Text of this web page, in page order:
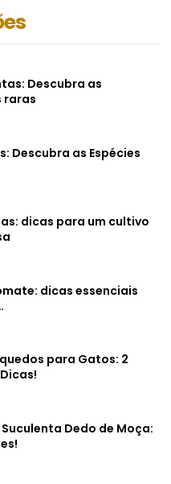
Descubra as
raras
Descubra as Espécies
dicas para um cultivo
dicas essenciais
para Gatos: 2
Dedo de Moça: